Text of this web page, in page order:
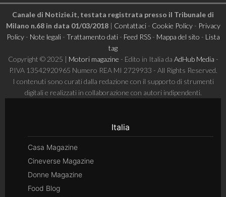
Canale di Notizie.it, testata registrata presso il Tribunale di
Milano n.68 in data 01/03/2018| Contattaci- Cookie Policy- Privacy
Policy- Note legali- Trattamento dati- Feed RSS- Mappa del sito - Lista
tag
Copyright © 2025 | Motori magazine - Edito in Italia da AdHub Media -
P.IVA 13542920965 Numero REA MI 2729933 - All Rights Reserved.
I contenuti sono curati dalla redazione con il supporto di strumenti
digitali e realizzati in collaborazione con autori indipendenti.
Italia
Casa Magazine
Cineverse Magazine
Donne Magazine
Food Blog